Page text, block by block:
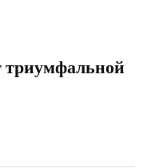
триумфальной